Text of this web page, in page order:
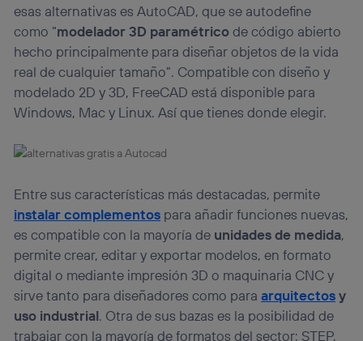
esas alternativas es AutoCAD, que se autodefine
como “modelador 3D paramétricode código abierto
hecho principalmente para diseñar objetos de la vida
real de cualquier tamaño”. Compatible con diseño y
modelado 2D y 3D, FreeCAD está disponible para
Windows, Mac y Linux. Así que tienes donde elegir.
Entre sus características más destacadas, permite
instalar complementos para añadir funciones nuevas,
es compatible con la mayoría de unidades de medida,
permite crear, editar y exportar modelos, en formato
digital o mediante impresión 3D o maquinaria CNC y
sirve tanto para diseñadores como paraarquitectosy
uso industrial. Otra de sus bazas es la posibilidad de
trabajar con la mayoría de formatos del sector: STEP,